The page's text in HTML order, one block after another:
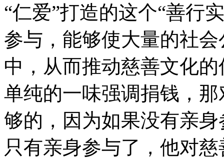
“仁爱”打造的这个“善行
参与，能够使大量的社
中，从而推动慈善文化
单纯的一味强调捐钱，
够的，因为如果没有亲
只有亲身参与了，他对